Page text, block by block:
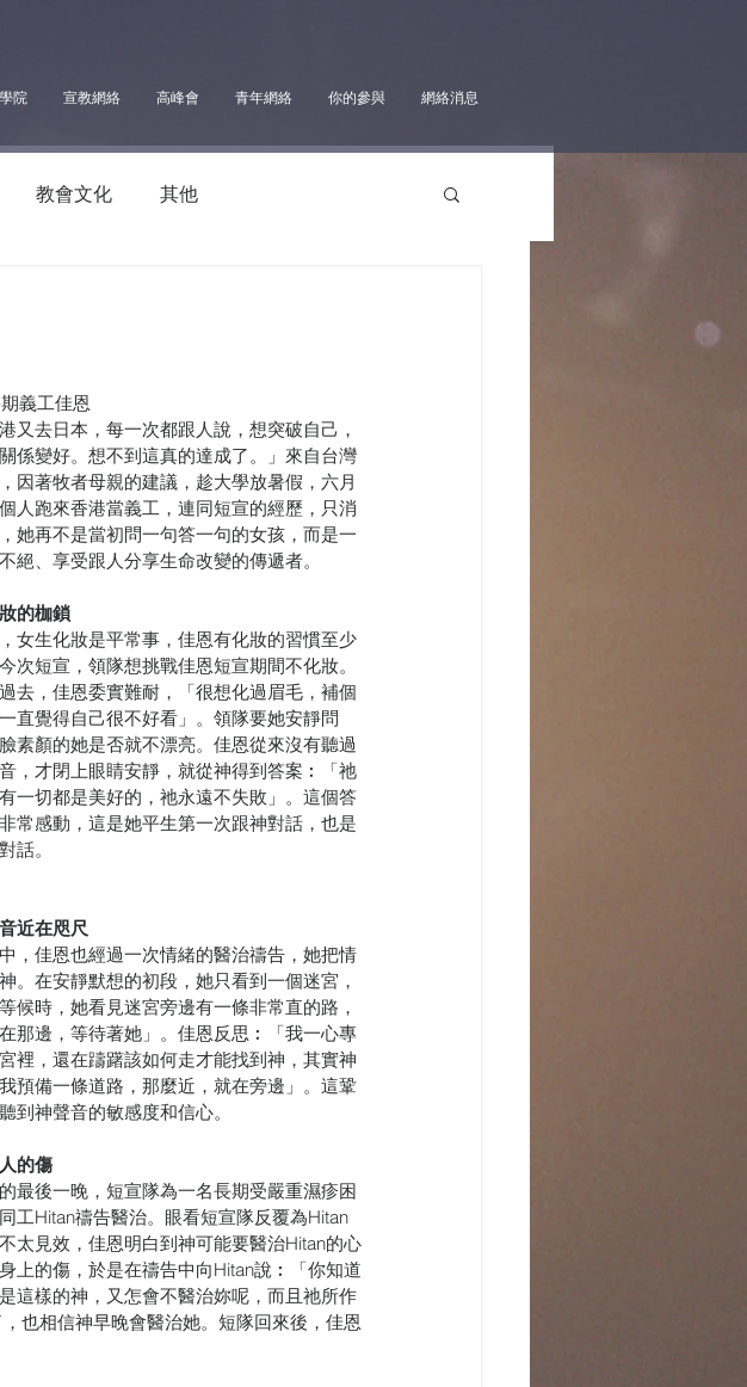
院 宣教網絡 高峰會 青年網絡 你的參與 網絡消息
教會文化 其他
義工佳恩
港又去日本，每一次都跟人說，想突破自己，
係變好。想不到這真的達成了。」來自台灣
因著牧者母親的建議，趁大學放暑假，六月
人跑來香港當義工，連同短宣的經歷，只消
她再不是當初問一句答一句的女孩，而是一
絕、享受跟人分享生命改變的傳遞者。
的枷鎖
女生化妝是平常事，佳恩有化妝的習慣至少
次短宣，領隊想挑戰佳恩短宣期間不化妝。
去，佳恩委實難耐，「很想化過眉毛，補個
直覺得自己很不好看」。領隊要她安靜問
素顏的她是否就不漂亮。佳恩從來沒有聽過
，才閉上眼睛安靜，就從神得到答案︰「祂
一切都是美好的，祂永遠不失敗」。這個答
常感動，這是她平生第一次跟神對話，也是
話。
近在咫尺
，佳恩也經過一次情緒的醫治禱告，她把情
。在安靜默想的初段，她只看到一個迷宮，
候時，她看見迷宮旁邊有一條非常直的路，
那邊，等待著她」。佳恩反思︰「我一心專
裡，還在躊躇該如何走才能找到神，其實神
預備一條道路，那麼近，就在旁邊」。這鞏
到神聲音的敏感度和信心。
的傷
最後一晚，短宣隊為一名長期受嚴重濕疹困
工Hitan禱告醫治。眼看短宣隊反覆為Hitan
太見效，佳恩明白到神可能要醫治Hitan的心
上的傷，於是在禱告中向Hitan說︰「你知道
這樣的神，又怎會不醫治妳呢，而且祂所作
也相信神早晚會醫治她。短隊回來後，佳恩